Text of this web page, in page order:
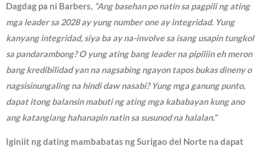
Dagdag pa ni Barbers, “Ang basehan po natin sa pagpili ng ating
mga leader sa 2028 ay yung number one ay integridad. Yung
kanyang integridad, siya ba ay na-involve sa isang usapin tungkol
sa pandarambong? O yung ating bang leader na pipiliin eh meron
bang kredibilidad yan na nagsabing ngayon tapos bukas dineny o
nagsisinungaling na hindi daw nasabi? Yung mga ganung punto,
dapat itong balansin mabuti ng ating mga kababayan kung ano
ang katangiang hahanapin natin sa susunod na halalan.”
Iginiit ng dating mambabatas ng Surigao del Norte na dapat